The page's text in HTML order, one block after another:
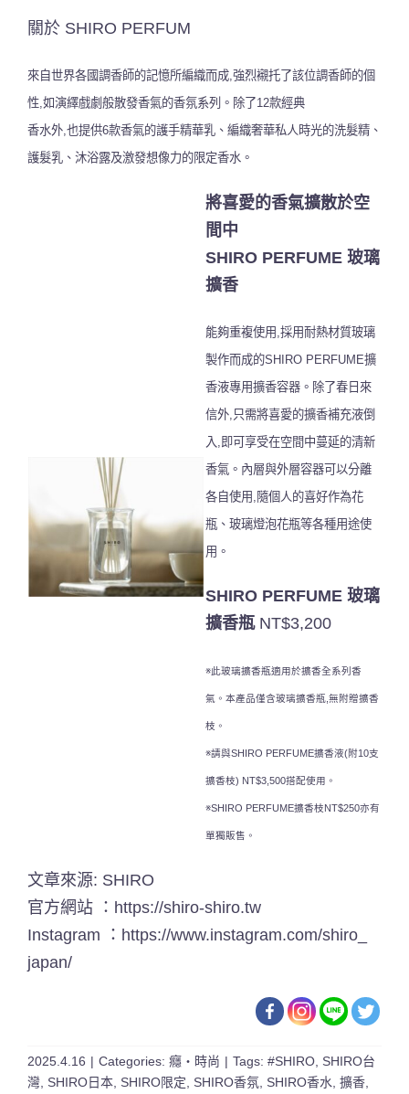
關於 SHIRO PERFUM
來自世界各國調香師的記憶所編織而成,強烈襯托了該位調香師的個
性,如演繹戲劇般散發香氣的香氛系列。除了12款經典
香水外,也提供6款香氣的護手精華乳、編織奢華私人時光的洗髮精、
護髮乳、沐浴露及激發想像力的限定香水。
將喜愛的香氣擴散於空
間中
SHIRO PERFUME 玻璃
擴香
能夠重複使用,採用耐熱材質玻璃
製作而成的SHIRO PERFUME擴
香液專用擴香容器。除了春日來
信外,只需將喜愛的擴香補充液倒
入, 即可享受在空間中蔓延的清新
香氣。內層與外層容器可以分離
各自使用,隨個人的喜好作為花
瓶、玻璃燈泡花瓶等各種用途使
用。
SHIRO PERFUME 玻璃
擴香瓶NT$3,200
※此玻璃擴香瓶適用於擴香全系列香
氣。本產品僅含玻璃擴香瓶,無附贈擴香
枝。
※請與SHIRO PERFUME擴香液(附10支
擴香枝) NT$3,500搭配使用。
※SHIRO PERFUME擴香枝NT$250亦有
單獨販售。
文章來源: SHIRO
官方網站 ： https://shiro-shiro.tw
Instagram ： https://www.instagram.com/shiro_
japan/
2025.4.16 | Categories: 癮・時尚 | Tags: #SHIRO SHIRO台
灣 SHIRO日本 SHIRO限定 SHIRO香氛 SHIRO香水 擴香